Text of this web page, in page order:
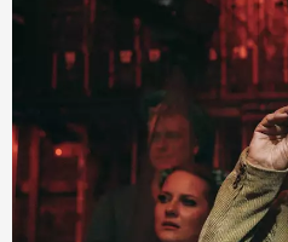
REPORTAŻ
NOTY ZE ŚWIATA
PO KRAKOSKU